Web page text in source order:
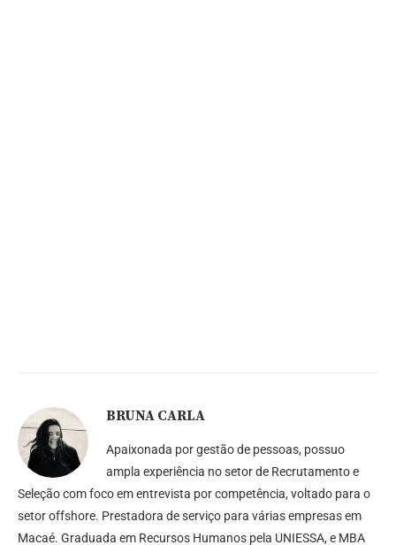
BRUNA CARLA
Apaixonada por gestão de pessoas, possuo
ampla experiência no setor de Recrutamento e
Seleção com foco em entrevista por competência, voltado para o
setor offshore. Prestadora de serviço para várias empresas em
Macaé. Graduada em Recursos Humanos pela UNIESSA, e MBA